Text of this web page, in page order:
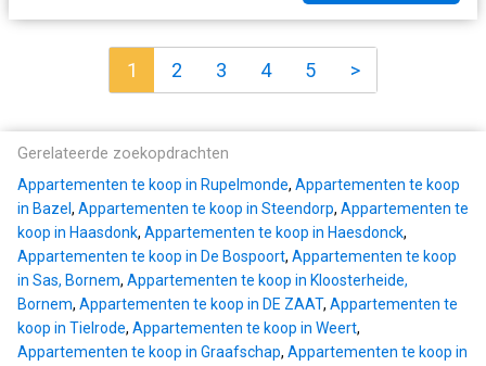
1 2 3 4 5 >
Gerelateerde zoekopdrachten
Appartementen te koop in Rupelmonde, Appartementen te koop
in Bazel , Appartementen te koop in Steendorp, Appartementen te
koop in Haasdonk, Appartementen te koop in Haesdonck,
Appartementen te koop in De Bospoort, Appartementen te koop
in Sas, Bornem, Appartementen te koop in Kloosterheide,
Bornem, Appartementen te koop in DE ZAAT, Appartementen te
koop in Tielrode, Appartementen te koop in Weert,
Appartementen te koop in Graafschap, Appartementen te koop in